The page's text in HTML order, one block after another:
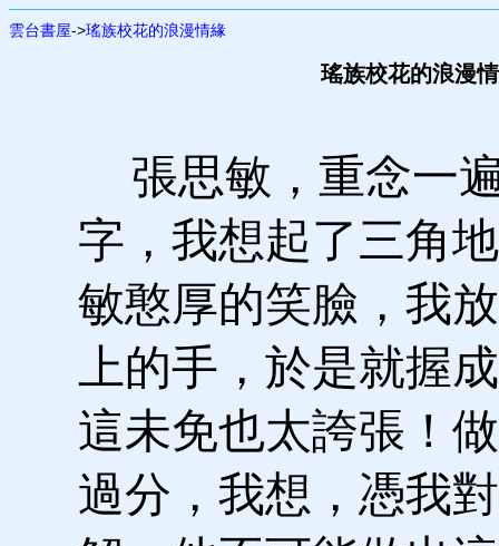
雲台書屋->瑤族校花的浪漫情緣
瑤族校花的浪漫
張思敏，重念一
字，我想起了三角
敏憨厚的笑臉，我
上的手，於是就握
這未免也太誇張！
過分，我想，憑我